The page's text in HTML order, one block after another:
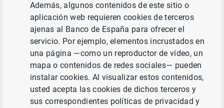
aplicados por las IMF de la zona del euro:
septiembre de 2011 (203KB)
Siguiente
El BCE anuncia detalles sob...
Además, algunos contenidos de este sitio o
aplicación web requieren cookies de terceros
ajenas al Banco de España para ofrecer el
servicio. Por ejemplo, elementos incrustados en
una página —como un reproductor de vídeo, un
mapa o contenidos de redes sociales— pueden
instalar cookies. Al visualizar estos contenidos,
usted acepta las cookies de dichos terceros y
sus correspondientes políticas de privacidad y